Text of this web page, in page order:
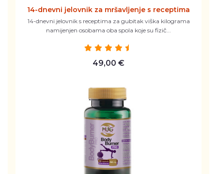
14-dnevni jelovnik za mršavljenje s receptima
14-dnevni jelovnik s receptima za gubitak viška kilograma
namijenjen osobama oba spola koje su fizič...
49,00 €